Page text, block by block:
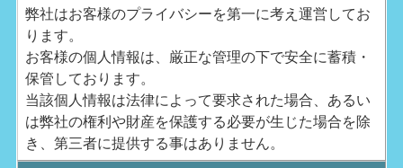
弊社はお客様のプライバシーを第一に考え運営してお
ります。
お客様の個人情報は、厳正な管理の下で安全に蓄積・
保管しております。
当該個人情報は法律によって要求された場合、あるい
は弊社の権利や財産を保護する必要が生じた場合を除
き、第三者に提供する事はありません。